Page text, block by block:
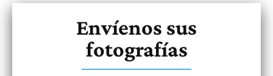
Envíenos sus
fotografías